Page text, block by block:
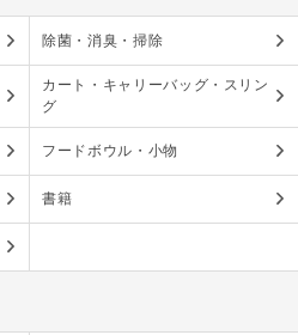
除菌・消臭・掃除
カート・キャリーバッグ・スリン
グ
フードボウル・小物
書籍